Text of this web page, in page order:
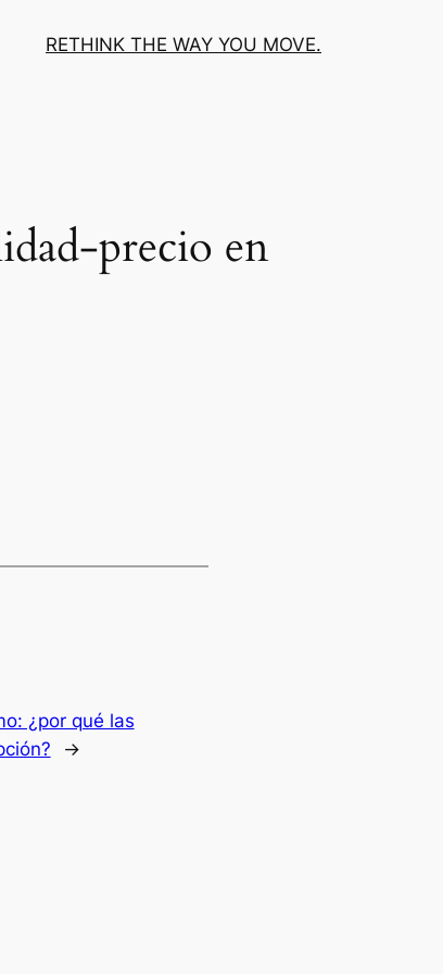
RETHINK THE WAY YOU MOVE.
precio en
¿por qué las
→